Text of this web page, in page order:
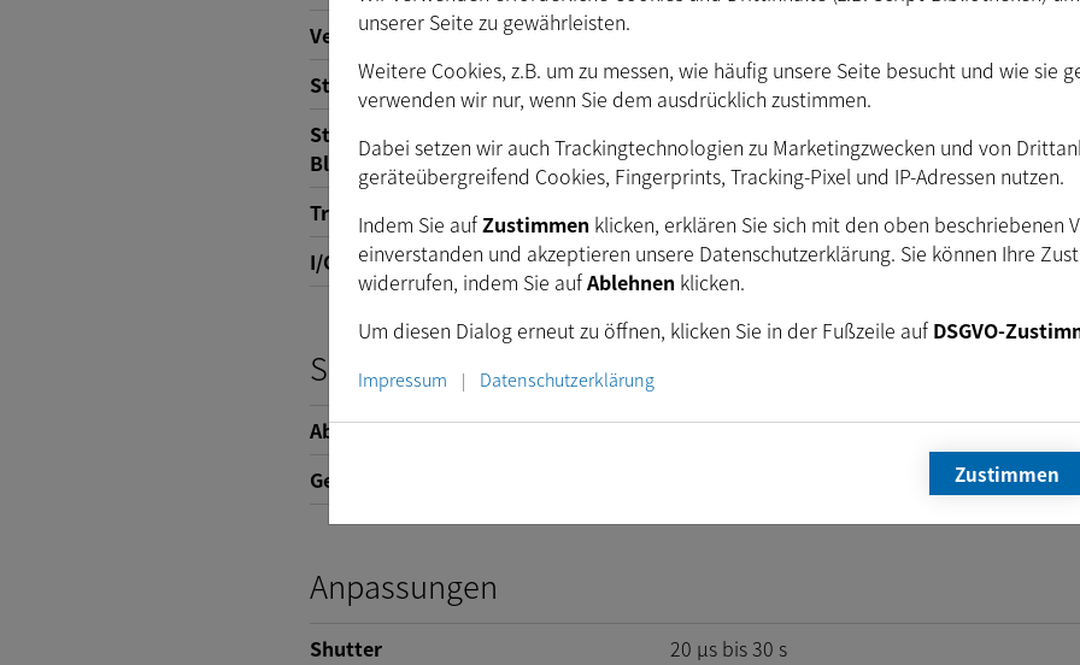
Versorgungsspannung
Stromverbrauch
Ca. 720mA@5VDC
Steuerung der automatischen
Blende
Trigger
I/O
Schnittstelle (mechanisch)
Abmessungen H:29mm, B:29mm, L:43mm
Gewicht
Anpassungen
Shutter
20 µs bis 30 s
unserer Seite zu gewährleisten.
Weitere Cookies, z.B. um zu messen, wie häufig unsere Seite besucht und wie sie
verwenden wir nur, wenn Sie dem ausdrücklich zustimmen.
Dabei setzen wir auch Trackingtechnologien zu Marketingzwecken und von
geräteübergreifend Cookies, Fingerprints, Tracking-Pixel und IP-Adressen nutzen.
Indem Sie aufZustimmen klicken, erklären Sie sich mit den oben beschriebenen
einverstanden und akzeptieren unsere Datenschutzerklärung. Sie können Ihre
widerrufen, indem Sie aufAblehnen klicken.
Um diesen Dialog erneut zu öffnen, klicken Sie in der Fußzeile auf DSGVO-
Impressum | Datenschutzerklärung
Zustimmen